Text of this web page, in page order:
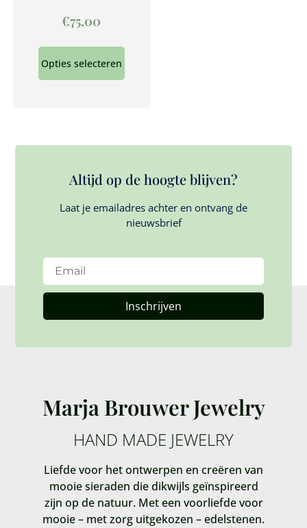
€75,00
Opties selecteren
Altijd op de hoogte blijven?
Laat je emailadres achter en ontvang de
nieuwsbrief
Inschrijven
Marja Brouwer Jewelry
HAND MADE JEWELRY
Liefde voor het ontwerpen en creëren van
mooie sieraden die dikwijls geïnspireerd
zijn op de natuur. Met een voorliefde voor
mooie – met zorg uitgekozen – edelstenen.